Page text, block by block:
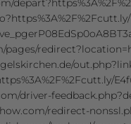
pages/
driver-
redirect-